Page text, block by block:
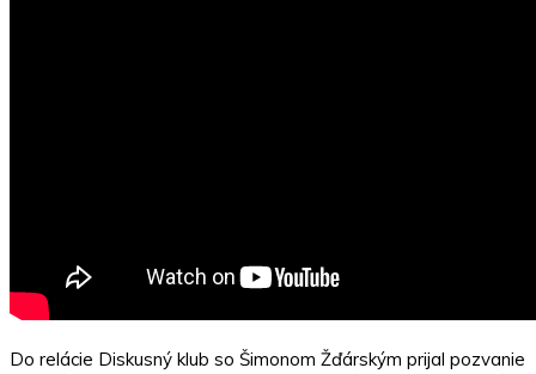
Do relácie Diskusný klub so Šimonom Žďárským prijal pozvanie